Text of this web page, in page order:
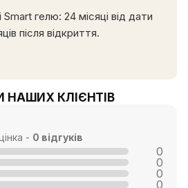
гелю: 24 місяці від дати
після відкриття.
НАШИХ КЛІЄНТІВ
- 0 відгуків
0
0
0
0